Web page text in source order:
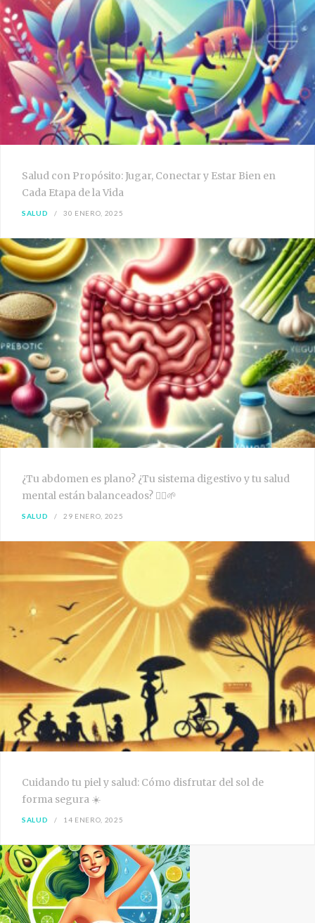
Salud con Propósito: Jugar, Conectar y Estar Bien en
Cada Etapa de la Vida
SALUD 30 ENERO, 2025
¿Tu abdomen es plano? ¿Tu sistema digestivo y tu salud
mental están balanceados? 🧘‍♀️🌱
SALUD 29 ENERO, 2025
Cuidando tu piel y salud: Cómo disfrutar del sol de
forma segura ☀️
SALUD 14 ENERO, 2025